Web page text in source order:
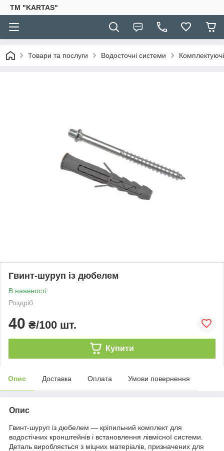
TM "KARTAS"
Товари та послуги Водосточні системи
Гвинт-шуруп із дюбелем
В наявності
Роздріб
40 ₴/100 шт.
Купити
Опис Доставка Оплата Умови повернення
Опис
Гвинт-шуруп із дюбелем — кріпильний комплект для
водостічних кронштейнів і встановлення лівмісної системи.
Деталь виробляється з міцних матеріалів, призначених для